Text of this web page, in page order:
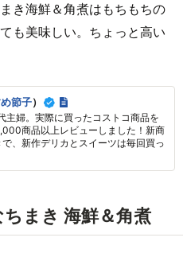
き海鮮＆角煮はもちもちの
も美味しい。ちょっと高い
節子）
主婦。実際に買ったコストコ商品を
商品以上レビューしました！新商
、新作デリカとスイーツは毎回買っ
まき 海鮮＆角煮